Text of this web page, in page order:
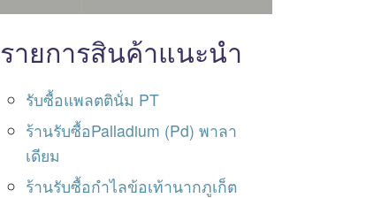
รายการสินค้าแนะนำ
รับซื้อแพลตตินั่ม PT
ร้านรับซื้อPalladium (Pd) พาลา
เดียม
ร้านรับซื้อกำไลข้อเท้านากภูเก็ต